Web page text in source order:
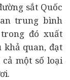
sắt Quốc
trung bình
đó xuất
khả quan, đạt
một số loại